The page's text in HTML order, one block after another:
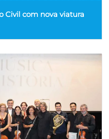
Civil com nova viatura